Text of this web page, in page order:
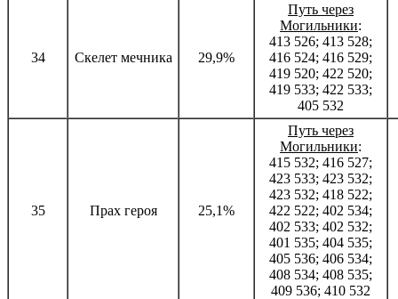
34 Скелет мечника 29,9%
Путь через
Могильники:
413 526; 413 528;
416 524; 416 529;
419 520; 422 520;
419 533; 422 533;
405 532
35 Прах героя 25,1%
Путь через
Могильники:
415 532; 416 527;
423 533; 423 532;
423 532; 418 522;
422 522; 402 534;
402 533; 402 532;
401 535; 404 535;
405 536; 406 534;
408 534; 408 535;
409 536; 410 532